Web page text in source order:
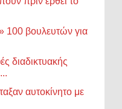
100 βουλευτών για
διαδικτυακής
αυτοκίνητο με